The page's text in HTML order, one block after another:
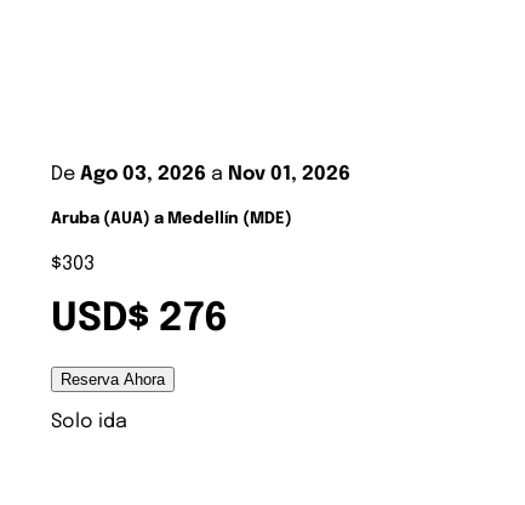
De Ago 03, 2026 a Nov 01, 2026
Aruba (AUA) a Medellín (MDE)
$303
USD$ 276
Reserva Ahora
Solo ida